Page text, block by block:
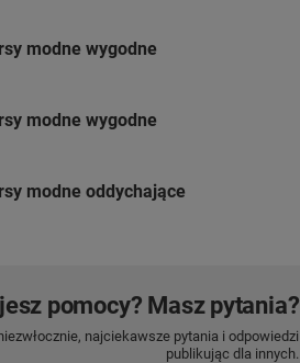
modne wygodne
modne wygodne
modne oddychające
pomocy? Masz pytania?
najciekawsze pytania i odpowiedzi
publikując dla innych.